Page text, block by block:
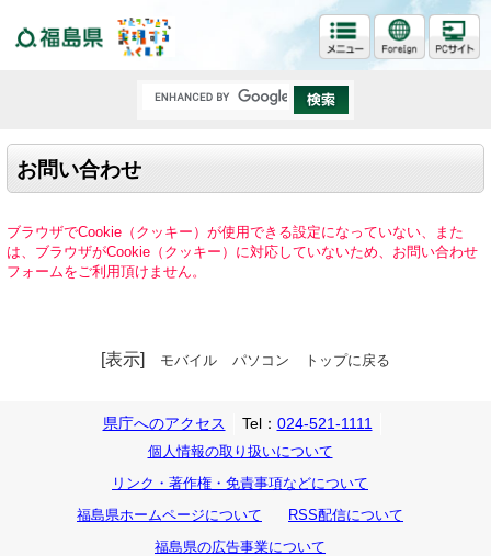
お問い合わせ
ブラウザでCookie（クッキー）が使用できる設定になっていない、また
は、ブラウザがCookie（クッキー）に対応していないため、お問い合わせ
フォームをご利用頂けません。
[表示] モバイル パソコン トップに戻る
県庁へのアクセス Tel： 024-521-1111
個人情報の取り扱いについて
リンク・著作権・免責事項などについて
福島県ホームページについて
RSS配信について
福島県の広告事業について